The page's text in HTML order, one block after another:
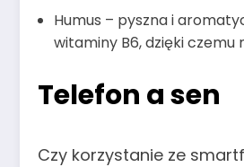
Humus – pyszna i
witaminy B6, dzięki
Telefon a sen
Czy korzystanie ze